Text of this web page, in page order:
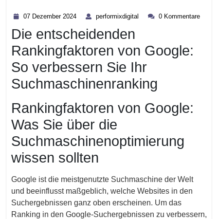
07 Dezember 2024
2024
performixdigital performixdigital
0 Kommentare
Die entscheidenden
Rankingfaktoren von Google:
So verbessern Sie Ihr
Suchmaschinenranking
Rankingfaktoren von Google:
Was Sie über die
Suchmaschinenoptimierung
wissen sollten
Google ist die meistgenutzte Suchmaschine der Welt
und beeinflusst maßgeblich, welche Websites in den
Suchergebnissen ganz oben erscheinen. Um das
Ranking in den Google-Suchergebnissen zu verbessern,